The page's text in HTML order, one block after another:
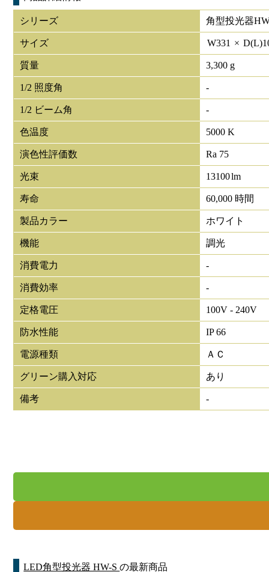
シリーズ 角型投光器
サイズ W331 × D(L)
質量 3,300 g
1/2 照度角 -
1/2 ビーム角 -
色温度 5000 K
演色性評価数 Ra 75
光束 13100lm
寿命 60,000 時間
製品カラー ホワイト
機能 調光
消費電力 -
消費効率 -
定格電圧 100V - 240V
防水性能 IP 66
電源種類 ＡＣ
グリーン購入対応 あり
備考 -
LED角型投光器 HW-Sの最新商品